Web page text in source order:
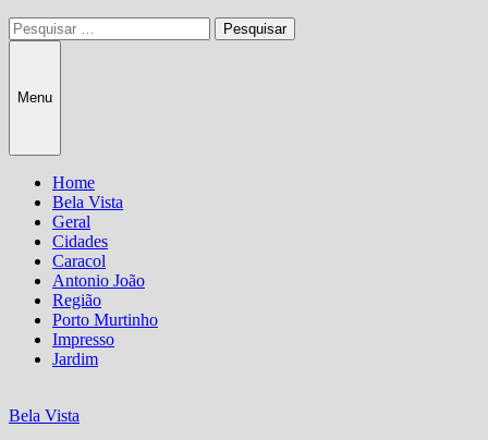
Pesquisar
por:
Menu
Home
Bela Vista
Geral
Cidades
Caracol
Antonio João
Região
Porto Murtinho
Impresso
Jardim
Bela Vista